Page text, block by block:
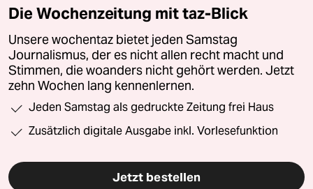
Die Wochenzeitung mit taz-Blick
Unsere wochentaz bietet jeden Samstag
Journalismus, der es nicht allen recht macht und
Stimmen, die woanders nicht gehört werden. Jetzt
zehn Wochen lang kennenlernen.
Jeden Samstag als gedruckte Zeitung frei Haus
Zusätzlich digitale Ausgabe inkl. Vorlesefunktion
Jetzt bestellen